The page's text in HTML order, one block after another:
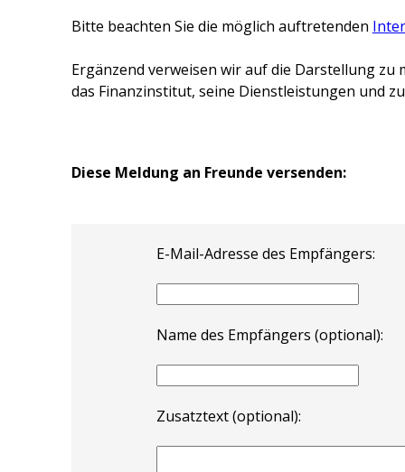
Bitte beachten Sie die möglich auftretenden
Ergänzend verweisen wir auf die Darstellung
das Finanzinstitut, seine Dienstleistungen und
Diese Meldung an Freunde versenden:
E-Mail-Adresse des Empfängers:
Name des Empfängers (optional):
Zusatztext (optional):